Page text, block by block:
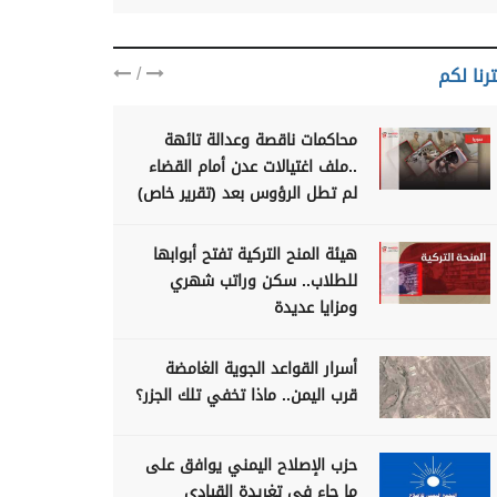
لكم /
محاكمات ناقصة وعدالة تائهة
..ملف اغتيالات عدن أمام القضاء
لم تطل الرؤوس بعد (تقرير خاص)
هيئة المنح التركية تفتح أبوابها
للطلاب.. سكن وراتب شهري
ومزايا عديدة
أسرار القواعد الجوية الغامضة
قرب اليمن.. ماذا تخفي تلك الجزر؟
حزب الإصلاح اليمني يوافق على